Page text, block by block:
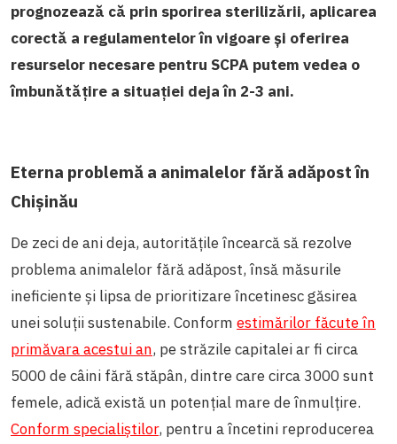
prognozează că prin sporirea sterilizării, aplicarea
corectă a regulamentelor în vigoare și oferirea
resurselor necesare pentru SCPA putem vedea o
îmbunătățire a situației deja în 2-3 ani.
Eterna problemă a animalelor fără adăpost în
Chișinău
De zeci de ani deja, autoritățile încearcă să rezolve
problema animalelor fără adăpost, însă măsurile
ineficiente și lipsa de prioritizare încetinesc găsirea
unei soluții sustenabile. Conform estimărilor făcute în
primăvara acestui an, pe străzile capitalei ar fi circa
5000 de câini fără stăpân, dintre care circa 3000 sunt
femele, adică există un potențial mare de înmulțire.
Conform specialiștilor, pentru a încetini reproducerea